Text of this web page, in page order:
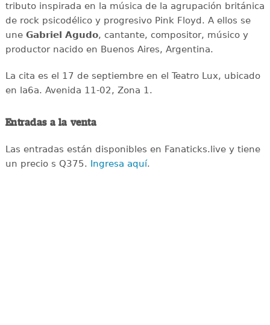
tributo inspirada en la música de la agrupación británica
de rock psicodélico y progresivo Pink Floyd. A ellos se
une Gabriel Agudo, cantante, compositor, músico y
productor nacido en Buenos Aires, Argentina.
La cita es el 17 de septiembre en el Teatro Lux, ubicado
en la6a. Avenida 11-02, Zona 1.
Entradas a la venta
Las entradas están disponibles en Fanaticks.live y tiene
un precio s Q375. Ingresa aquí.